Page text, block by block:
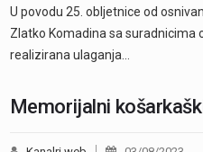
U povodu 25. obljetnice od
Zlatko Komadina sa suradnicima
realizirana ulaganja…
Memorijalni